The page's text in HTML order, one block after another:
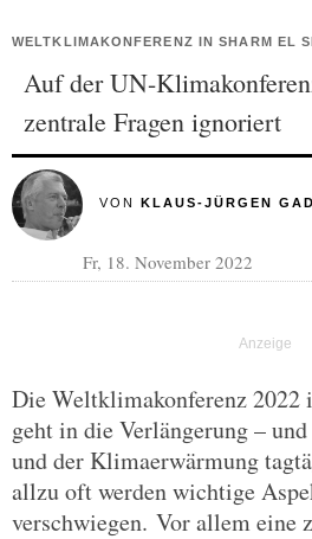
WELTKLIMAKONFERENZ IN SHARM EL
Auf der UN-
zentrale Fragen ignoriert
VON KLAUS-JÜRGEN
Fr, 18. November 2022
Die Weltklimakonferenz 2022
geht in die Verlängerung –
und der Klimaerwärmung
allzu oft werden wichtige
verschwiegen. Vor allem eine